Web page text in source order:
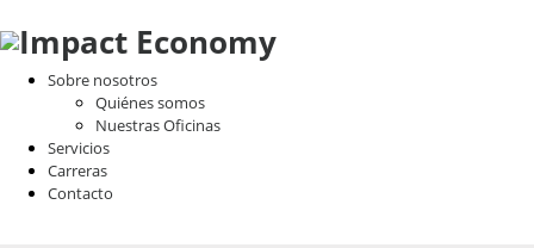
Sobre nosotros
Quiénes somos
Nuestras Oficinas
Servicios
Carreras
Contacto